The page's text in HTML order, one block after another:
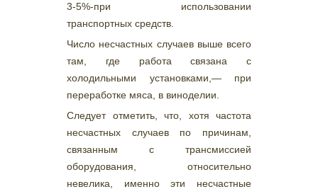
3-5%-при использовании
транспортных средств.
Число несчастных случаев выше всего
там, где работа связана с
холодильными установками,— при
переработке мяса, в виноделии.
Следует отметить, что, хотя частота
несчастных случаев по причинам,
связанным с трансмиссией
оборудования, относительно
невелика, именно эти несчастные